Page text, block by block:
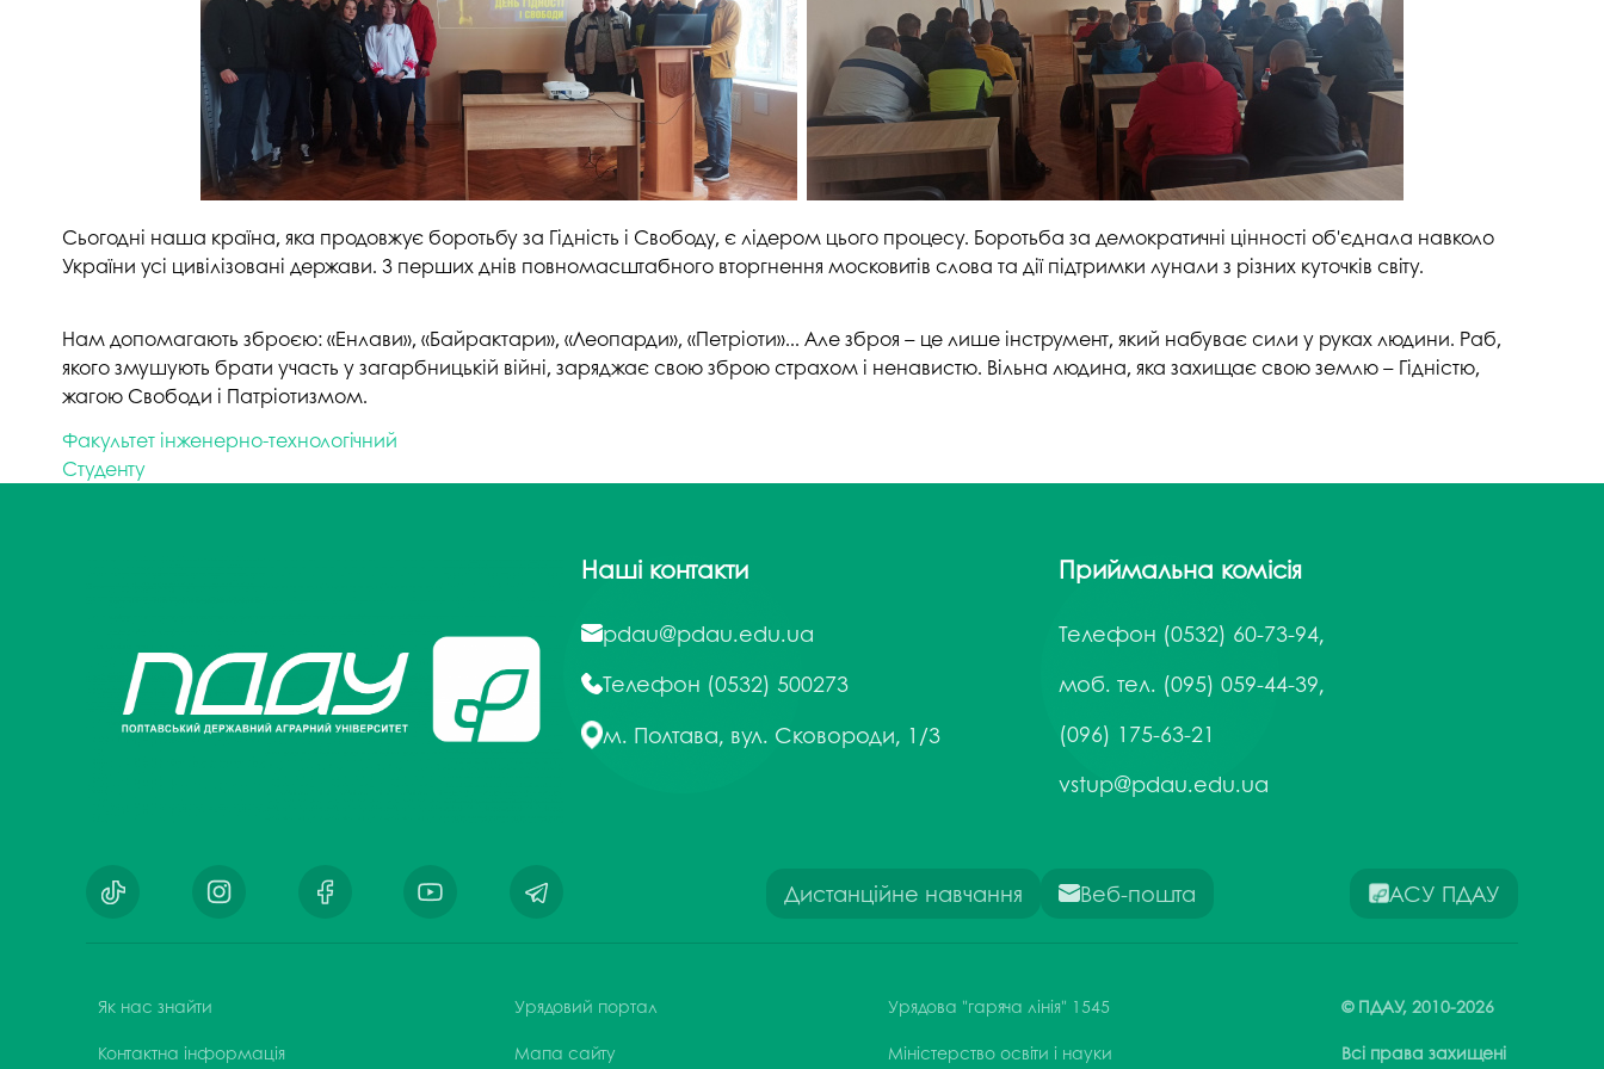
госпдоговірних робіт (послуг)
Сьогодні наша країна, яка продовжує боротьбу за Гідність і Свободу, є лідером цього процесу. Боротьба за демократичні цінності об'єднала навколо
України усі цивілізовані держави. З перших днів повномасштабного вторгнення московитів слова та дії підтримки лунали з різних куточків світу.
Нам допомагають зброєю: «Енлави», «Байрактари», «Леопарди», «Петріоти»... Але зброя – це лише інструмент, який набуває сили у руках людини. Раб,
якого змушують брати участь у загарбницькій війні, заряджає свою зброю страхом і ненавистю. Вільна людина, яка захищає свою землю – Гідністю,
жагою Свободи і Патріотизмом.
Факультет інженерно-технологічний
Студенту
Наші контакти
pdau@pdau.edu.ua
Телефон (0532) 500273
м. Полтава, вул. Сковороди, 1/3
Дистанційне навчання
Приймальна комісія
Телефон (0532) 60-73-94,
моб. тел. (095) 059-44-39,
(096) 175-63-21
vstup@pdau.edu.ua
Веб-пошта АСУ ПДАУ
Як нас знайти
Контактна інформація
Урядовий портал
Мапа сайту
Урядова "гаряча лінія" 1545
Міністерство освіти і науки
© ПДАУ,2010-2026
Всі права захищені